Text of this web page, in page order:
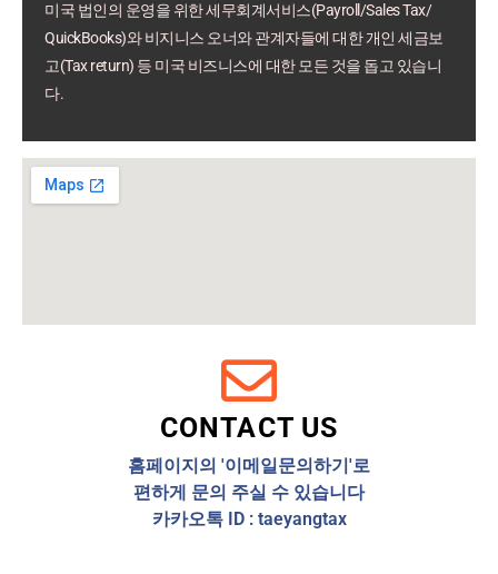
미국 법인의 운영을 위한 세무회계서비스(Payroll/Sales Tax/
QuickBooks)와 비지니스 오너와 관계자들에 대한 개인 세금보
고(Tax return) 등 미국 비즈니스에 대한 모든 것을 돕고 있습니
다.
CONTACT US
홈페이지의 '이메일문의하기'로
편하게 문의 주실 수 있습니다
카카오톡 ID : taeyangtax